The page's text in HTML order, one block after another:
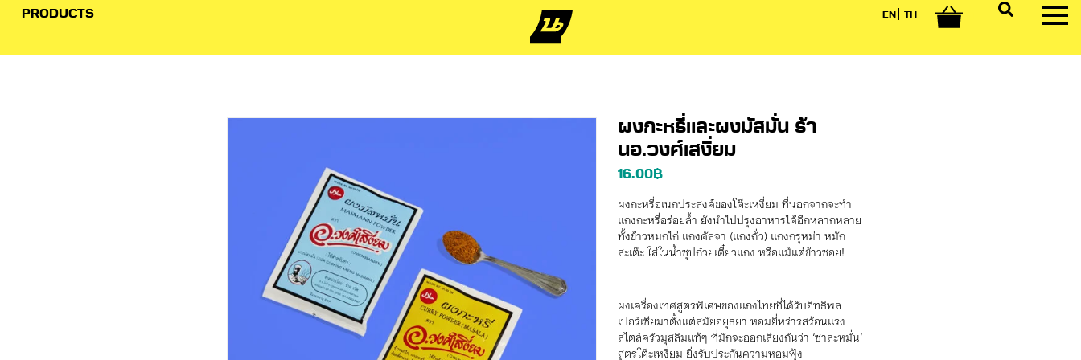
PRODUCTS EN TH
ผงกะหรี่และผงมัสมั่น ร้า
นอ.วงศ์เสงี่ยม
16.00฿
ผงกะหรี่อเนกประสงค์ของโต๊ะเหงี่ยม ที่นอกจากจะทำ
แกงกะหรี่อร่อยล้ำ ยังนำไปปรุงอาหารได้อีกหลากหลาย
ทั้งข้าวหมกไก่ แกงดัลจา (แกงถั่ว) แกงกรุหม่า หมัก
สะเต๊ะ ใส่ในน้ำซุปก๋วยเตี๋ยวแกง หรือแม้แต่ข้าวซอย!
ผงเครื่องเทศสูตรพิเศษของแกงไทยที่ได้รับอิทธิพล
เปอร์เซียมาตั้งแต่สมัยอยุธยา หอมยี่หร่ารสร้อนแรง
สไตล์ครัวมุสลิมแท้ๆ ที่มักจะออกเสียงกันว่า ‘ซาละหมั่น‘
สูตรโต๊ะเหงี่ยม ยิ่งรับประกันความหอมฟุ้ง